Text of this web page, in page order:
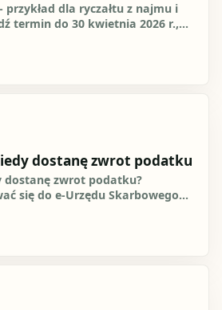
przykład dla ryczałtu z najmu i
termin do 30 kwietnia 2026 r.,
dostanę zwrot podatku
dostanę zwrot podatku?
się do e-Urzędu Skarbowego